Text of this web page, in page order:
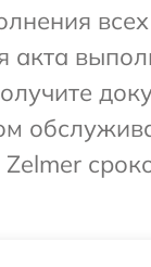
акта
Zelmer